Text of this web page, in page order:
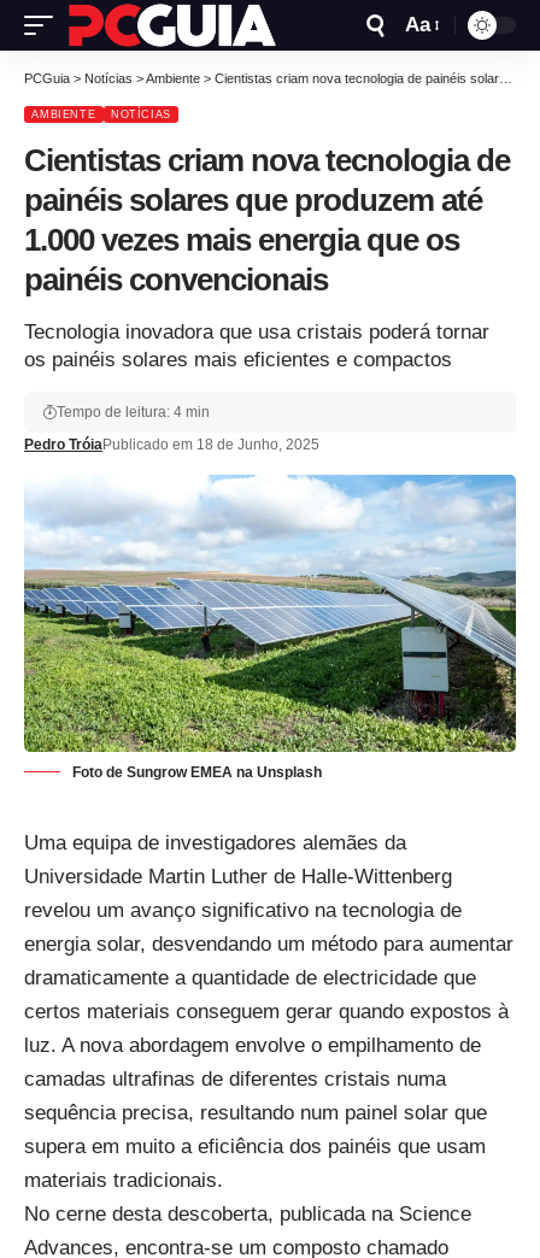
Aa
PCGuia > Notícias >Ambiente > Cientistas criam nova tecnologia de painéis solares que produzem até 1.000 vezes mais energia que os painéis convencionais
AMBIENTE NOTÍCIAS
Cientistas criam nova tecnologia de
painéis solares que produzem até
1.000 vezes mais energia que os
painéis convencionais
Tecnologia inovadora que usa cristais poderá tornar
os painéis solares mais eficientes e compactos
Pedro TróiaPublicado em 18 de Junho, 2025
Tempo de leitura: 4 min
Foto de Sungrow EMEA na Unsplash
Uma equipa de investigadores alemães da
Universidade Martin Luther de Halle-Wittenberg
revelou um avanço significativo na tecnologia de
energia solar, desvendando um método para aumentar
dramaticamente a quantidade de electricidade que
certos materiais conseguem gerar quando expostos à
luz. A nova abordagem envolve o empilhamento de
camadas ultrafinas de diferentes cristais numa
sequência precisa, resultando num painel solar que
supera em muito a eficiência dos painéis que usam
materiais tradicionais.
No cerne desta descoberta, publicada na Science
Advances, encontra-se um composto chamado